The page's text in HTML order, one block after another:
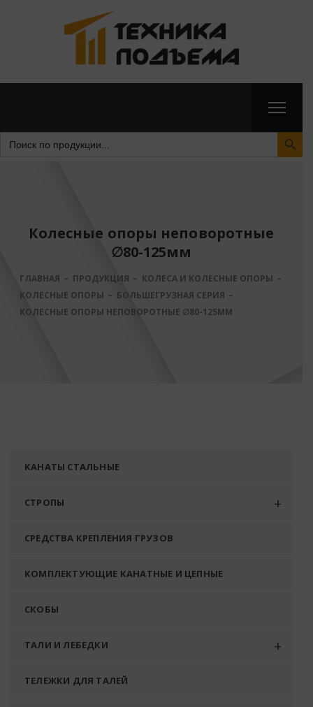
Search
for:
Search Button
Колесные опоры неповоротные
∅80-125мм
ГЛАВНАЯ ПРОДУКЦИЯ
КОЛЕСА И КОЛЕСНЫЕ ОПОРЫ
КОЛЕСНЫЕ ОПОРЫ
БОЛЬШЕГРУЗНАЯ СЕРИЯ
КОЛЕСНЫЕ ОПОРЫ НЕПОВОРОТНЫЕ ∅80-125ММ
КАНАТЫ СТАЛЬНЫЕ
СТРОПЫ
СРЕДСТВА КРЕПЛЕНИЯ ГРУЗОВ
КОМПЛЕКТУЮЩИЕ КАНАТНЫЕ И ЦЕПНЫЕ
СКОБЫ
ТАЛИ И ЛЕБЕДКИ
ТЕЛЕЖКИ ДЛЯ ТАЛЕЙ